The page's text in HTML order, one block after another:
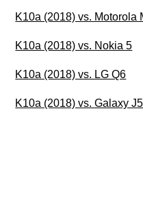
K10a (2018) vs. Motorola
K10a (2018) vs. Nokia 5
K10a (2018) vs. LG Q6
K10a (2018) vs. Galaxy